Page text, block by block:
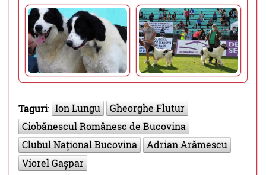
Taguri: Ion Lungu
Gheorghe Flutur
Ciobănescul Românesc de Bucovina
Clubul Național Bucovina
Adrian Arămescu
Viorel Gașpar